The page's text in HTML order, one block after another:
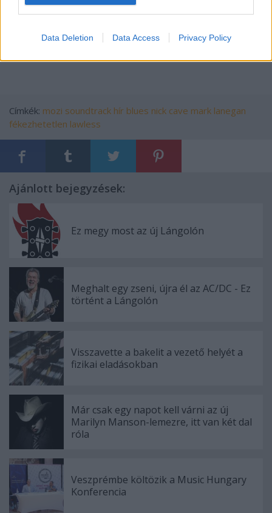
Data Deletion Data Access Privacy Policy
Címkék: mozi soundtrack hír blues nick cave mark lanegan
fékezhetetlen lawless
Ajánlott bejegyzések:
Ez megy most az új Lángolón
Meghalt egy zseni, újra él az AC/DC - Ez
történt a Lángolón
Visszavette a bakelit a vezető helyét a
fizikai eladásokban
Már csak egy napot kell várni az új
Marilyn Manson-lemezre, itt van két dal
róla
Veszprémbe költözik a Music Hungary
Konferencia